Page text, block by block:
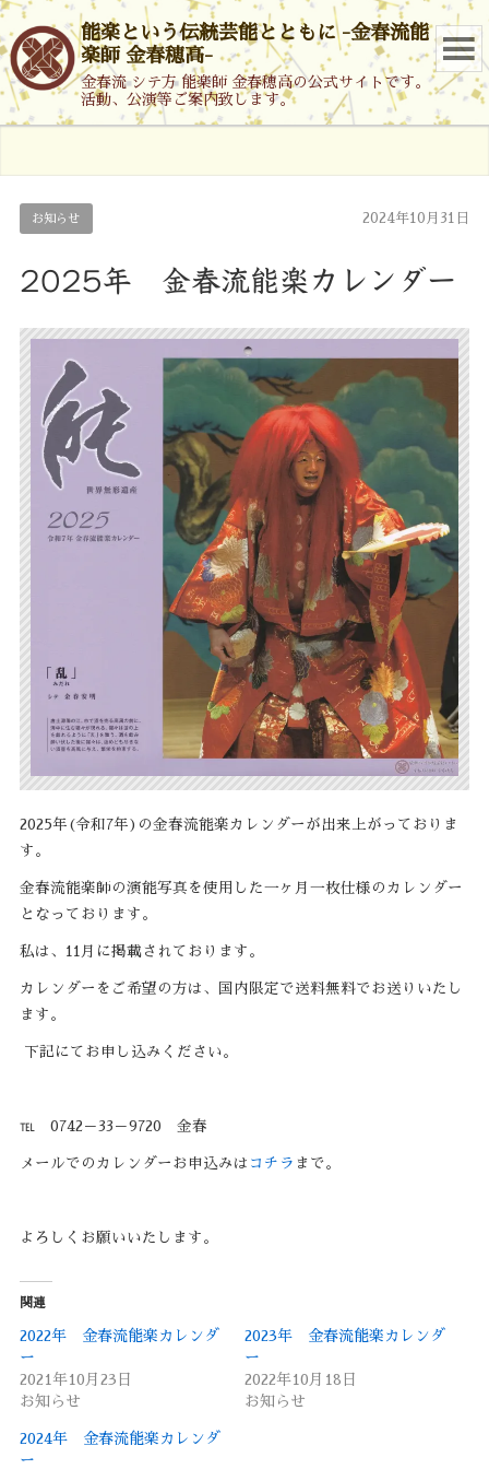
能楽という伝統芸能とともに -金春流能
楽師 金春穂高-
金春流 シテ方 能楽師 金春穂高の公式サイトです。
活動、公演等ご案内致します。
お知らせ 2024年10月31日
2025年 金春流能楽カレンダー
2025年(令和7年)の金春流能楽カレンダーが出来上がっておりま
す。
金春流能楽師の演能写真を使用した一ヶ月一枚仕様のカレンダー
となっております。
私は、11月に掲載されております。
カレンダーをご希望の方は、国内限定で送料無料でお送りいたし
ます。
下記にてお申し込みください。
℡ 0742－33－9720 金春
メールでのカレンダーお申込みは コチラ まで。
よろしくお願いいたします。
関連
2022年 金春流能楽カレンダ
ー
2021年10月23日
お知らせ
2023年 金春流能楽カレンダ
ー
2022年10月18日
お知らせ
2024年 金春流能楽カレンダ
ー